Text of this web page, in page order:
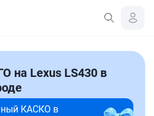
на Lexus LS430 в
КАСКО в